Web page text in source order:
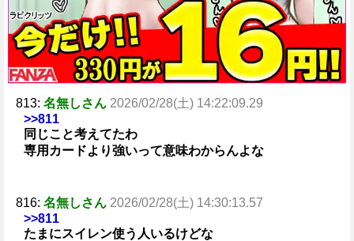
813: 名無しさん 2026/02/28(土) 14:22:09.29
>>811
同じこと考えてたわ
専用カードより強いって意味わからんよな
816: 名無しさん 2026/02/28(土) 14:30:13.57
>>811
たまにスイレン使う人いるけどな